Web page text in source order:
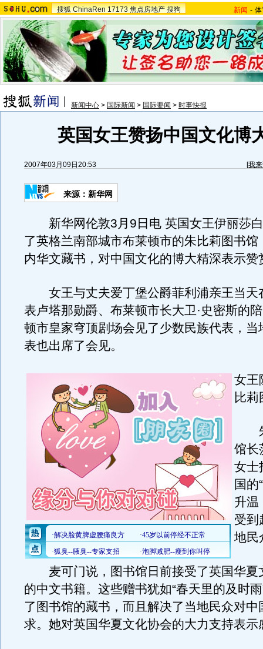
搜狐 ChinaRen 17173 焦点房地产 搜狗 新闻 -
新闻中心 > 国际新闻 > 国际要闻 > 时事快报
英国女王赞扬中国文化博
2007年03月09日20:53 [我
来源：新华网
新华网伦敦3月9日电 英国女王伊丽莎
了英格兰南部城市布莱顿市的朱比莉图书馆
内华文藏书，对中国文化的博大精深表示赞
女王与丈夫爱丁堡公爵菲利浦亲王当天
表卢塔那勋爵、布莱顿市长大卫·史密斯的
顿市皇家穹顶剧场会见了少数民族代表，当
表也出席了会见。
女王
比莉
朱
馆长
女士
国的
升温
受到
地民
麦可门说，图书馆日前接受了英国华夏
的中文书籍。这些赠书犹如“春天里的及时
了图书馆的藏书，而且解决了当地民众对中
求。她对英国华夏文化协会的大力支持表示